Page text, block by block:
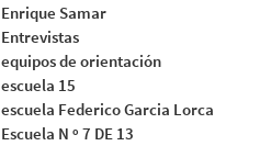
Enrique Samar
Entrevistas
equipos de orientación
escuela 15
escuela Federico Garcia Lorca
Escuela N º 7 DE 13